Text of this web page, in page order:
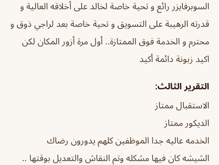
السوبرفايزر رائع و تحية خاصة لخالد على أخلاقه العالية و
قدرته الرهيبة على التسويق و تحية خاصة بعد لراجي ذوق و
محترم و الخدمة فوق الممتازة.. أول مرة أزور المكان لكن
اكيد زبونة دائمة أكيد
التقرير الثالث:
الاستقبال ممتاز
الديكور ممتاز
الخدمه عاليه جدا الموظفين كلهم يدورون رضاك
الشيشه كان فيها مشكله وتم النقاش والتعديل بوقتها ..